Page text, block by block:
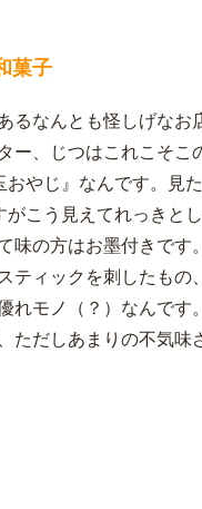
菓子
るなんとも怪しげなお
ー、じつはこれこそこ
やじ』なんです。見
がこう見えてれっきと
味の方はお墨付きです
ティックを刺したもの
れモノ（？）なんです
ただしあまりの不気味